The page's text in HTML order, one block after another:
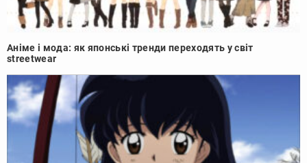
Аніме і мода: як японські тренди переходять у світ
streetwear